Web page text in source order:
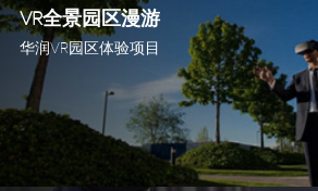
VR全景园区漫游
华润VR园区体验项目